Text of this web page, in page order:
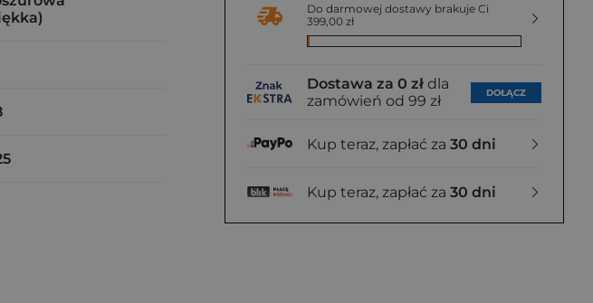
Do darmowej dostawy brakuje Ci
399,00 zł
Dostawa za 0 zł dla
zamówień od 99 zł
DOŁĄCZ
Kup teraz, zapłać za 30 dni
Kup teraz, zapłać za 30 dni